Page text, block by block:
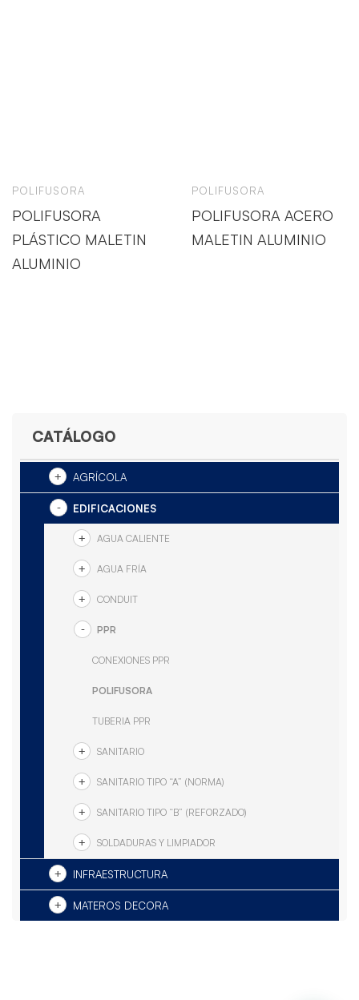
CATÁLOGO
AGRÍCOLA
EDIFICACIONES
AGUA CALIENTE
AGUA FRÍA
CONDUIT
PPR
CONEXIONES PPR
POLIFUSORA
TUBERIA PPR
SANITARIO
SANITARIO TIPO “A” (NORMA)
SANITARIO TIPO “B” (REFORZADO)
SOLDADURAS Y LIMPIADOR
INFRAESTRUCTURA
MATEROS DECORA
POLIFUSORA
POLIFUSORA
PLÁSTICO MALETIN
ALUMINIO
POLIFUSORA
POLIFUSORA ACERO
MALETIN ALUMINIO